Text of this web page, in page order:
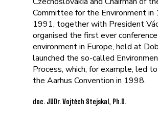
Committee for the Environment
1991, together with President
organised the first ever
environment in Europe, held at
launched the so-called
Process, which, for example, led
the Aarhus Convention in 1998.
doc. JUDr. Vojtěch Stejskal, Ph.D.